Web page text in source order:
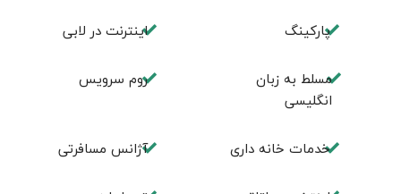
پاركينگ اينترنت در لابی
مسلط به زبان
انگليسی
روم سرويس
خدمات خانه داری آژانس مسافرتی